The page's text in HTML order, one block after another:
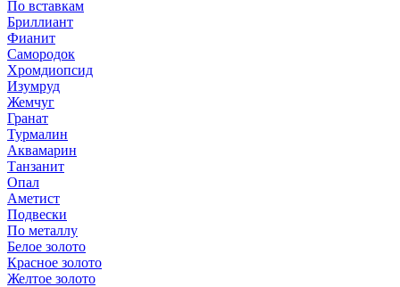
По вставкам
Бриллиант
Фианит
Самородок
Хромдиопсид
Изумруд
Жемчуг
Гранат
Турмалин
Аквамарин
Танзанит
Опал
Аметист
Подвески
По металлу
Белое золото
Красное золото
Желтое золото